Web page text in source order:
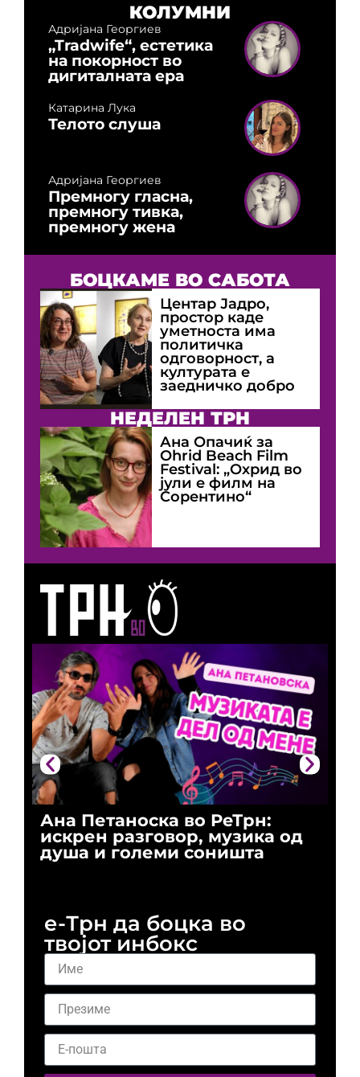
Ана Петаноска во РеТрн:
искрен разговор, музика од
душа и големи соништа
КОЛУМНИ
Адријана Георгиев
„Tradwife“, естетика
на покорност во
дигиталната ера
Катарина Лука
Телото слуша
Адријана Георгиев
Премногу гласна,
премногу тивка,
премногу жена
БОЦКАМЕ ВО САБОТА
Центар Јадро,
простор каде
уметноста има
политичка
одговорност, а
културата е
заедничко добро
НЕДЕЛЕН ТРН
Ана Опачиќ за
Оhrid Beach Film
Festival: „Охрид во
јули е филм на
Сорентино“
е-Трн да боцка во
твојот инбокс